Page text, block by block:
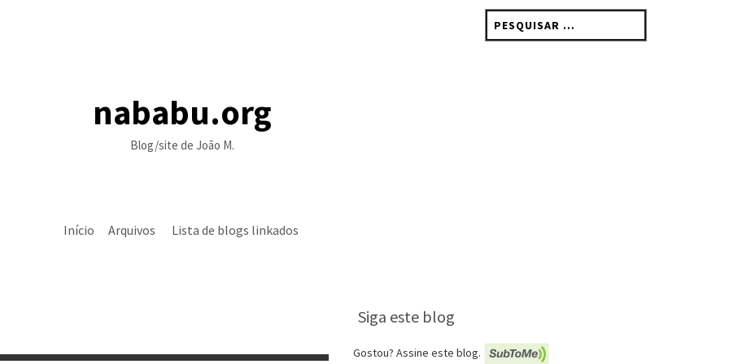
por:
nababu.org
Blog/site de João M.
Início Arquivos Lista de blogs linkados
Siga este blog
Gostou? Assine este blog.